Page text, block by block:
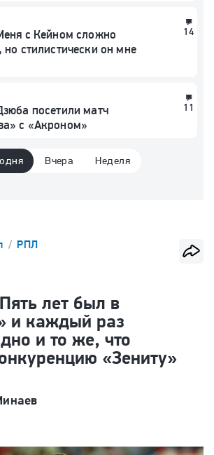
Вчера Неделя
14
с Кейном сложно
но стилистически он мне
11
посетили матч
с «Акроном»
РПЛ
лет был в
и каждый раз
и то же, что
«Зениту»